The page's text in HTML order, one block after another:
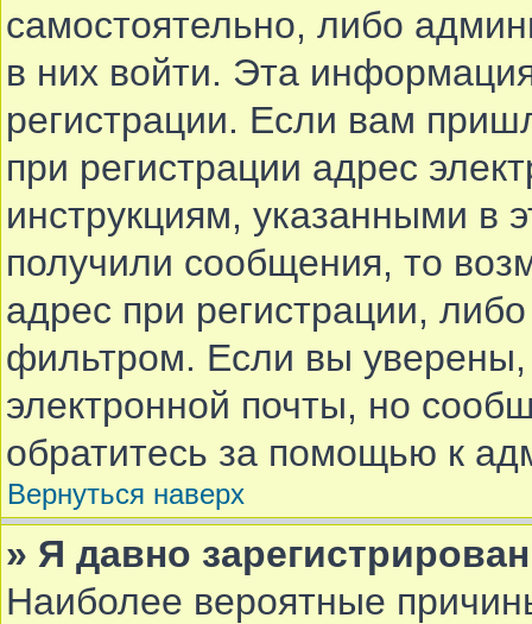
самостоятельно, либо
в них войти. Эта
регистрации. Если вам
при регистрации адрес
инструкциям, указанными в
получили сообщения, то
адрес при регистрации,
фильтром. Если вы
электронной почты, но
обратитесь за помощью к
Вернуться наверх
» Я давно
Наиболее вероятные